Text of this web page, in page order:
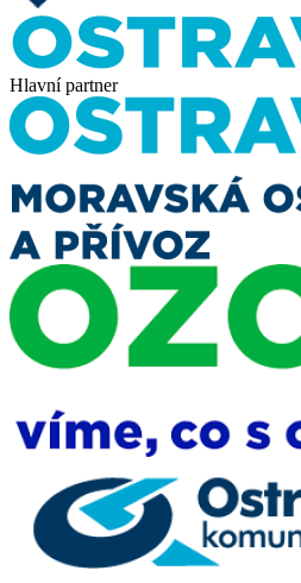
Vánoční kluziště!!! na náměstí Dr. E.
Ostrava-Moravská Ostrava a Přívoz
Provoz Vánočního kluziště je
statutárního města Ostravy.
16. ročník projektu Vánoční
Od 29. listopadu 2025 do 6. ledna
pravidelných bruslících blocích, na
10:00 - 11:30 - bruslení pro školy
12:30 - 14:00 - bruslení pro veřejnost
15:00 - 17:00 - bruslení pro veřejnost
18:00 - 20:00 - bruslení pro
Výjimky v provozu:
Školy si mohou rezervovat ledovou
infocentrum@sareza.cz
V sekciPROGRAMmůžete
odehrávat a v provozu budou rovněž
Pohled na kluziště
Pohled na kluziště širokoúhlý
Hlavní partner